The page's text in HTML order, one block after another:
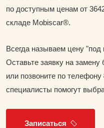
по доступным ценам от
складе Mobiscar®.
Всегда называем цену
Оставьте заявку на замену
или позвоните по телефону
специалисты помогут
Записаться